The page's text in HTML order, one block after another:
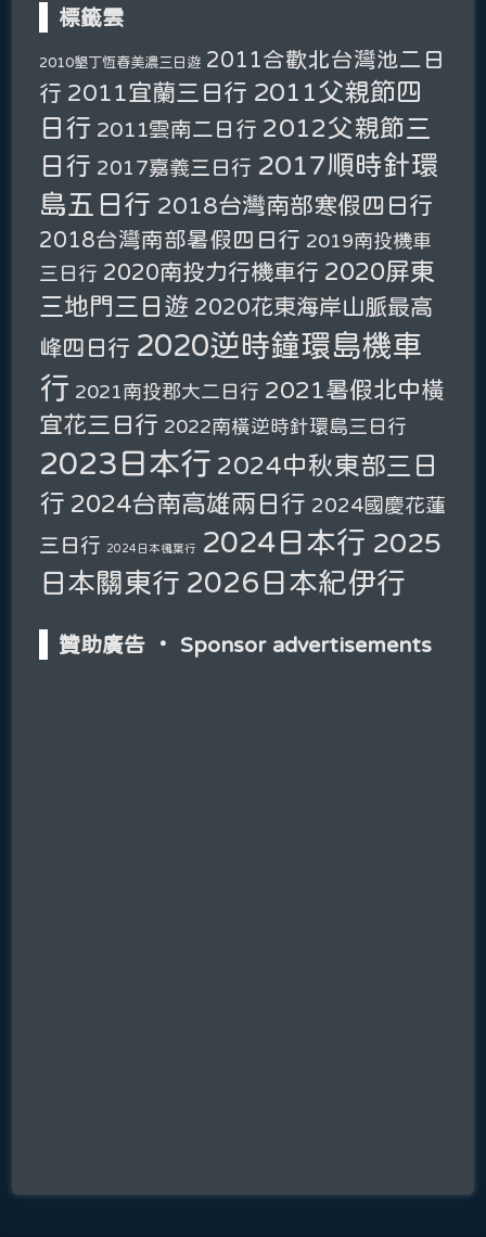
標籤雲
2010墾丁恆春美濃三日遊 2011合歡北台灣池二日
行 2011宜蘭三日行 2011父親節四
日行 2011雲南二日行 2012父親節三
日行 2017嘉義三日行 2017順時針環
島五日行 2018台灣南部寒假四日行
2018台灣南部暑假四日行 2019南投機車
三日行 2020南投力行機車行 2020屏東
三地門三日遊 2020花東海岸山脈最高
峰四日行 2020逆時鐘環島機車
行 2021南投郡大二日行 2021暑假北中橫
宜花三日行 2022南橫逆時針環島三日行
2023日本行 2024中秋東部三日
行 2024台南高雄兩日行 2024國慶花蓮
三日行 2024日本楓葉行 2024日本行 2025
日本關東行 2026日本紀伊行
贊助廣告 ‧ Sponsor advertisements